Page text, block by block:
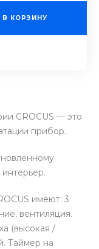
В КОРЗИНУ
CROCUS — это
прибор.
имеют: 3
вентиляция.
(высокая /
Таймер на